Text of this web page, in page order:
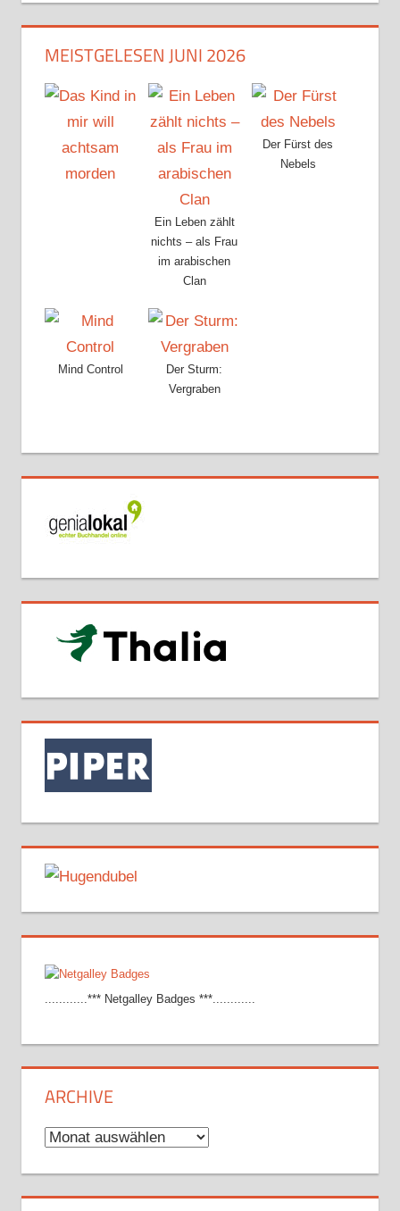
MEISTGELESEN JUNI 2026
Ein Leben zählt
nichts – als Frau
im arabischen
Clan
Der Fürst des
Nebels
Mind Control
Der Sturm:
Vergraben
............*** Netgalley Badges ***............
ARCHIVE
Archive